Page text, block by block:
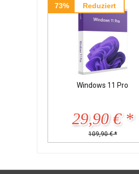
73% Reduziert
Windows 11 Pro
29,90 € *
109,90 € *